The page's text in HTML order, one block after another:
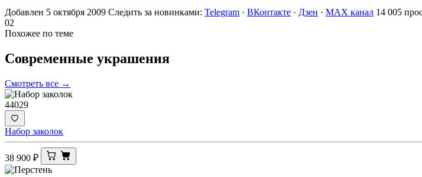
Добавлен 5 октября 2009 Следить за новинками: Telegram · ВКонтакте · Дзен · MAX канал 14 005
02
Похожее по теме
Современные украшения
Смотреть все →
44029
Набор заколок
38 900 ₽